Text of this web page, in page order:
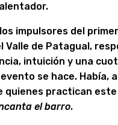
impulsores del
Valle de Patagual,
intuición y una
se hace. Había,
quienes practican
el barro.